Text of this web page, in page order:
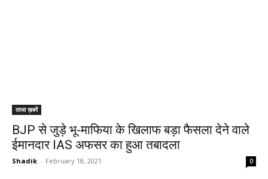
ताजा ख़बरें
BJP से जुड़े भू-माफिया के खिलाफ बड़ा फैसला देने वाले
ईमानदार IAS अफसर का हुआ तबादला
Shadik - February 18, 2021 0